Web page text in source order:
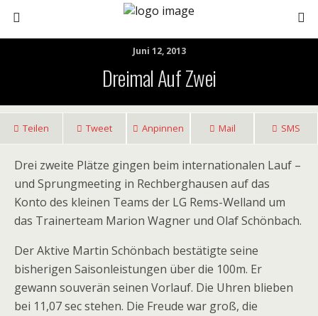
Juni 12, 2013
Dreimal Auf Zwei
Teilen Tweet Anpinnen Mail SMS
Drei zweite Plätze gingen beim internationalen Lauf –
und Sprungmeeting in Rechberghausen auf das
Konto des kleinen Teams der LG Rems-Welland um
das Trainerteam Marion Wagner und Olaf Schönbach.
Der Aktive Martin Schönbach bestätigte seine
bisherigen Saisonleistungen über die 100m. Er
gewann souverän seinen Vorlauf. Die Uhren blieben
bei 11,07 sec stehen. Die Freude war groß, die